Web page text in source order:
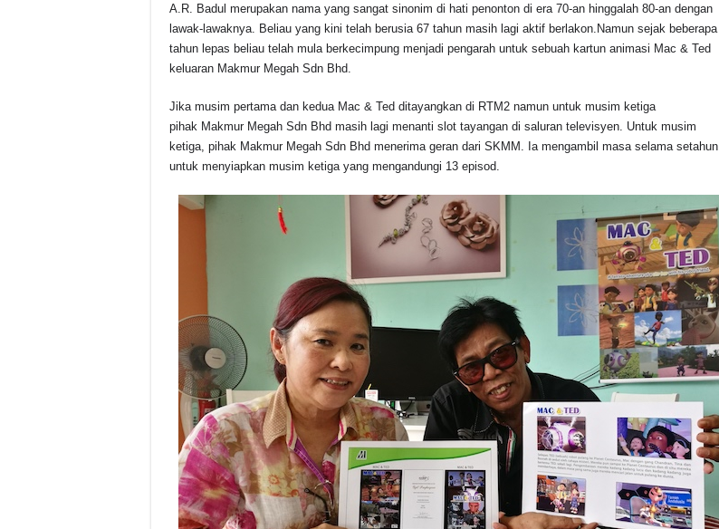
c
e
b
o
o
k
at
s
A
p
p
e
a
d
s
p
y
Li
n
k
ar
e
A.R. Badul merupakan nama yang sangat sinonim di hati penonton di era 70-an hinggalah 80-an dengan
lawak-lawaknya. Beliau yang kini telah berusia 67 tahun masih lagi aktif berlakon.Namun sejak beberapa
tahun lepas beliau telah mula berkecimpung menjadi pengarah untuk sebuah kartun animasi Mac & Ted
keluaran Makmur Megah Sdn Bhd.
Jika musim pertama dan kedua Mac & Ted ditayangkan di RTM2 namun untuk musim ketiga
pihak Makmur Megah Sdn Bhd masih lagi menanti slot tayangan di saluran televisyen. Untuk musim
ketiga, pihak Makmur Megah Sdn Bhd menerima geran dari SKMM. Ia mengambil masa selama setahun
untuk menyiapkan musim ketiga yang mengandungi 13 episod.